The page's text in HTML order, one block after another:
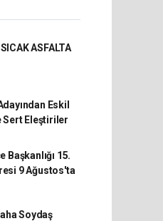
ASFALTA
Eskil
Sert Eleştiriler
Başkanlığı 15.
9 Ağustos'ta
Soydaş